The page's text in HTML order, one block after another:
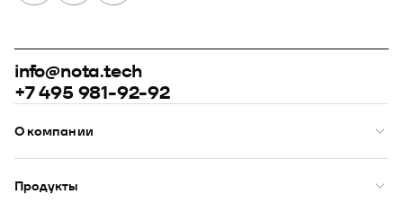
info@nota.tech
+7 495 981-92-92
О компании
О нас
Премии
Рейтинги
Продукты